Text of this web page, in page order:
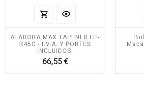
ATADORA MAX TAPENER HT-
R45C - I.V.A. Y PORTES
INCLUIDOS.
66,55 €Precio